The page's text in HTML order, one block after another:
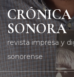
CRÓNICA
SONORA
revista impresa y
sonorense